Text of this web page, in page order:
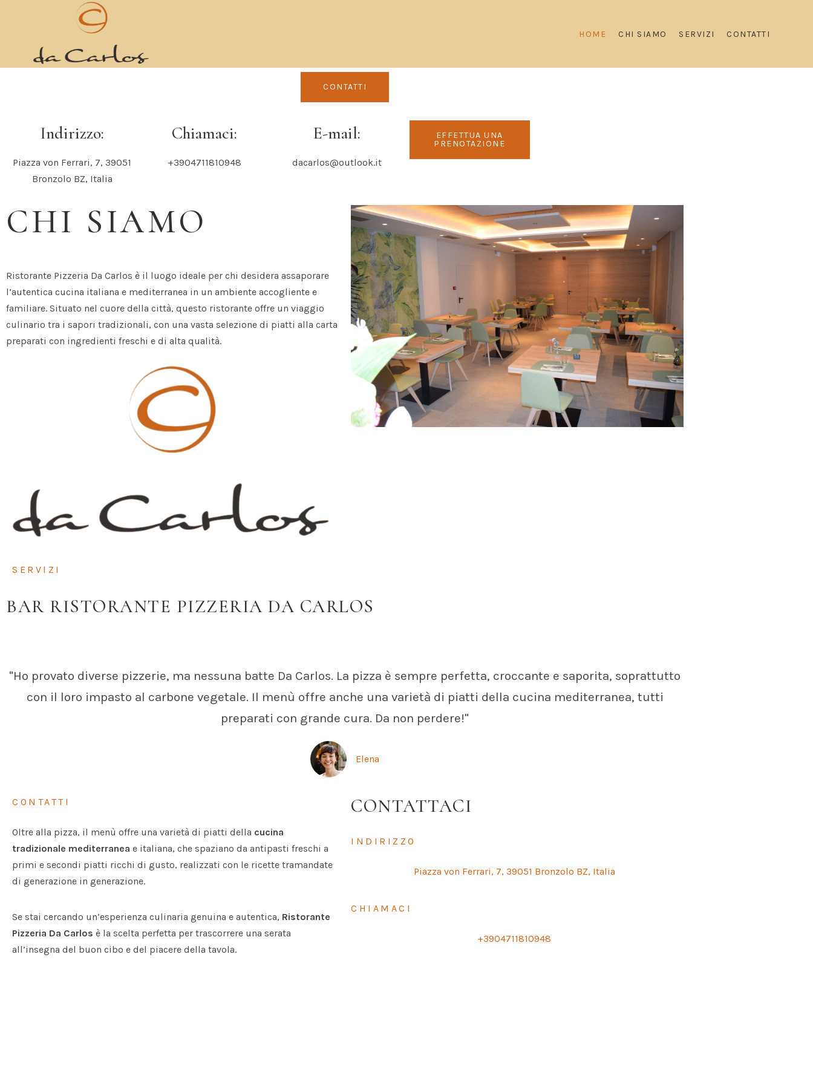
HOME CHI SIAMO SERVIZI CONTATTI
BENVENUTI!
BAR RISTORANTE PIZZERIA DA CARLOS
CONTATTI
Indirizzo:
Piazza von Ferrari, 7, 39051
Bronzolo BZ, Italia
Chiamaci:
+3904711810948
E-mail:
dacarlos@outlook.it
EFFETTUA UNA
PRENOTAZIONE
CHI SIAMO
Ristorante Pizzeria Da Carlos è il luogo ideale per chi desidera assaporare
l’autentica cucina italiana e mediterranea in un ambiente accogliente e
familiare. Situato nel cuore della città, questo ristorante offre un viaggio
culinario tra i sapori tradizionali, con una vasta selezione di piatti alla carta
preparati con ingredienti freschi e di alta qualità.
SERVIZI
BAR RISTORANTE PIZZERIA DA CARLOS
"Ho provato diverse pizzerie, ma nessuna batte Da Carlos. La pizza è sempre perfetta, croccante e saporita, soprattutto
con il loro impasto al carbone vegetale. Il menù offre anche una varietà di piatti della cucina mediterranea, tutti
preparati con grande cura. Da non perdere!"
Elena
CONTATTI
Oltre alla pizza, il menù offre una varietà di piatti della cucina
tradizionale mediterranea e italiana, che spaziano da antipasti freschi a
primi e secondi piatti ricchi di gusto, realizzati con le ricette tramandate
di generazione in generazione.
Se stai cercando un’esperienza culinaria genuina e autentica, Ristorante
Pizzeria Da Carlos è la scelta perfetta per trascorrere una serata
all’insegna del buon cibo e del piacere della tavola.
CONTATTACI
INDIRIZZO
Piazza von Ferrari, 7, 39051 Bronzolo BZ, Italia
CHIAMACI
+3904711810948